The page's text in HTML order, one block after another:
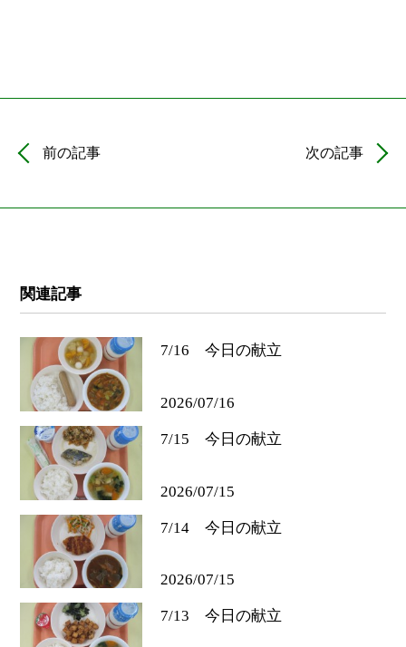
前の記事 次の記事
関連記事
7/16 今日の献立
2026/07/16
7/15 今日の献立
2026/07/15
7/14 今日の献立
2026/07/15
7/13 今日の献立